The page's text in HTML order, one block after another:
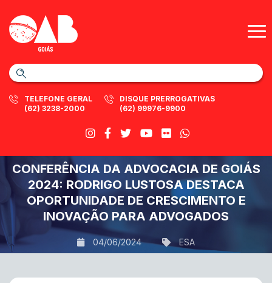
TELEFONE GERAL
(62) 3238-2000
DISQUE PRERROGATIVAS
(62) 99976-9900
CONFERÊNCIA DA ADVOCACIA DE GOIÁS
2024: RODRIGO LUSTOSA DESTACA
OPORTUNIDADE DE CRESCIMENTO E
INOVAÇÃO PARA ADVOGADOS
04/06/2024 ESA